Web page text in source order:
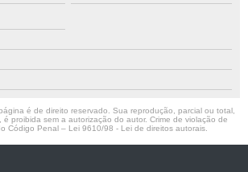
é de direito reservado. Sua reprodução, parcial ou total,
é proibida sem a autorização do autor. Crime de violação de
Código Penal – Lei 9610/98 - Lei de direitos autorais